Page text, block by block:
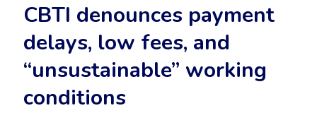
CBTI denounces payment
delays, low fees, and
“unsustainable” working
conditions